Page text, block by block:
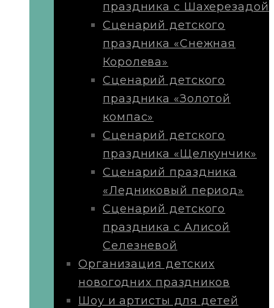
праздника с Шахерезадой
Сценарий детского
праздника «Снежная
Королева»
Сценарий детского
праздника «Золотой
компас»
Сценарий детского
праздника «Щелкунчик»
Сценарий праздника
«Ледниковый период»
Сценарий детского
праздника с Алисой
Селезневой
Организация детских
новогодних праздников
Шоу и артисты для детей